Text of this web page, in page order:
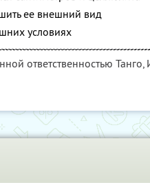
ее внешний вид
условиях
ответственностью Танго,